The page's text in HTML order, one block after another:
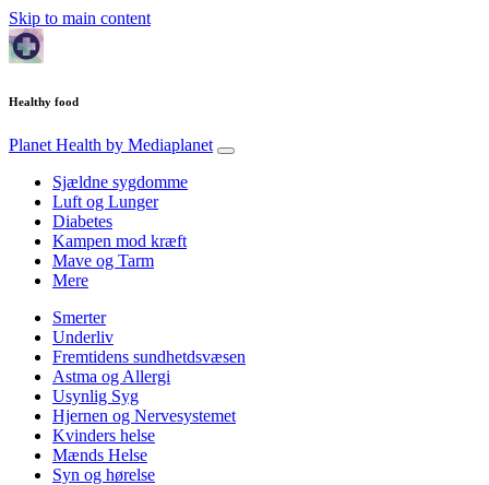
Skip to main content
Healthy food
Planet Health by Mediaplanet
Sjældne sygdomme
Luft og Lunger
Diabetes
Kampen mod kræft
Mave og Tarm
Mere
Smerter
Underliv
Fremtidens sundhetdsvæsen
Astma og Allergi
Usynlig Syg
Hjernen og Nervesystemet
Kvinders helse
Mænds Helse
Syn og hørelse